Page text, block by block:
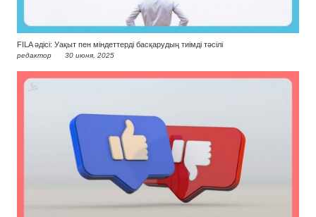
FILA әдісі: Уақыт пен міндеттерді басқарудың тиімді тәсілі
редактор 30 июня, 2025